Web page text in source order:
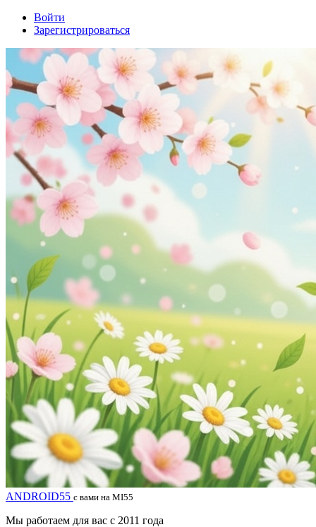
Войти
Зарегистрироваться
ANDROID55 с вами на MI55
Мы работаем для вас с 2011 года